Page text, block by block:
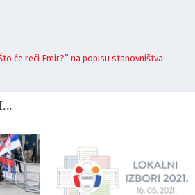
će reći Emir?” na popisu stanovništva